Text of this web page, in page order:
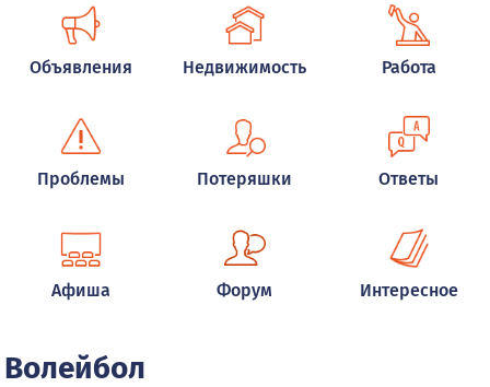
Объявления Недвижимость Работа
Проблемы Потеряшки Ответы
Афиша Форум Интересное
Волейбол